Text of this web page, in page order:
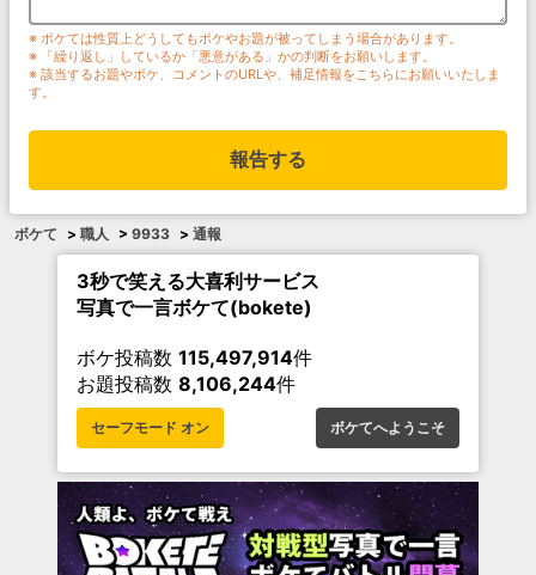
※ ボケては性質上どうしてもボケやお題が被ってしまう場合があります。
※ 「繰り返し」しているか「悪意がある」かの判断をお願いします。
※ 該当するお題やボケ、コメントのURLや、補足情報をこちらにお願いいたしま
す。
報告する
ボケて > 職人 > 9933 > 通報
3秒で笑える大喜利サービス
写真で一言ボケて(bokete)
ボケ投稿数 115,497,914件
お題投稿数 8,106,244件
セーフモード オン ボケてへようこそ